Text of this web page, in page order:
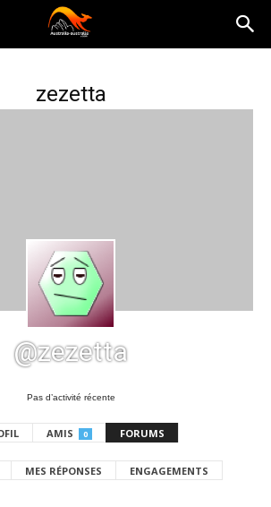
zezetta
@zezetta
Pas d’activité récente
AMIS 0 FORUMS
MES RÉPONSES ENGAGEMENTS